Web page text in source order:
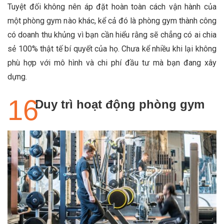
Tuyệt đối không nên áp đặt hoàn toàn cách vận hành của
một phòng gym nào khác, kể cả đó là phòng gym thành công
có doanh thu khủng vì bạn cần hiểu rằng sẽ chẳng có ai chia
sẻ 100% thật tế bí quyết của họ. Chưa kể nhiều khi lại không
phù hợp với mô hình và chi phí đầu tư mà bạn đang xây
dựng.
Duy trì hoạt động phòng gym